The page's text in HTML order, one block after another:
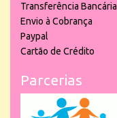
Transferência Bancária
Envio à Cobrança
Paypal
Cartão de Crédito
Parcerias